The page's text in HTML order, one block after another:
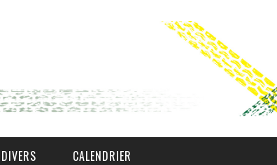
DIVERS CALENDRIER